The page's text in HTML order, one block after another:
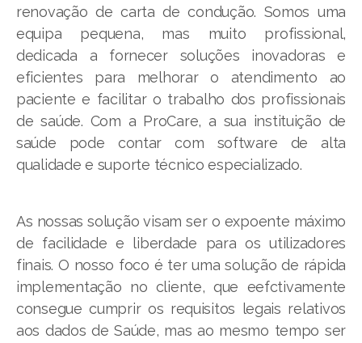
renovação de carta de condução. Somos uma
equipa pequena, mas muito profissional,
dedicada a fornecer soluções inovadoras e
eficientes para melhorar o atendimento ao
paciente e facilitar o trabalho dos profissionais
de saúde. Com a ProCare, a sua instituição de
saúde pode contar com software de alta
qualidade e suporte técnico especializado.
As nossas solução visam ser o expoente máximo
de facilidade e liberdade para os utilizadores
finais. O nosso foco é ter uma solução de rápida
implementação no cliente, que eefctivamente
consegue cumprir os requisitos legais relativos
aos dados de Saúde, mas ao mesmo tempo ser